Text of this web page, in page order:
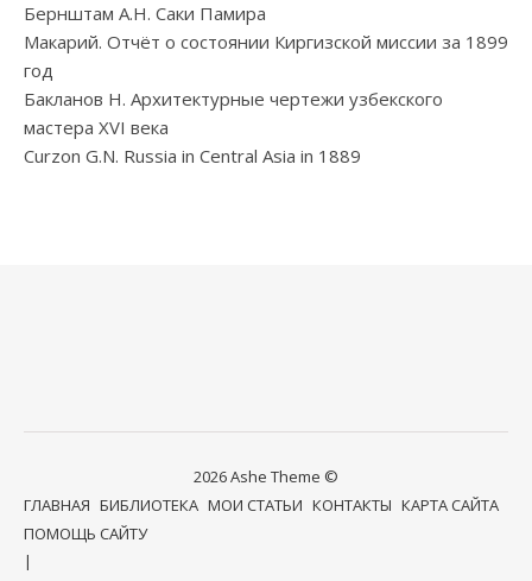
Бернштам А.Н. Саки Памира
Макарий. Отчёт о состоянии Киргизской миссии за 1899
год
Бакланов Н. Архитектурные чертежи узбекского
мастера XVI века
Curzon G.N. Russia in Central Asia in 1889
2026 Ashe Theme ©
ГЛАВНАЯ БИБЛИОТЕКА МОИ СТАТЬИ КОНТАКТЫ КАРТА САЙТА
ПОМОЩЬ САЙТУ